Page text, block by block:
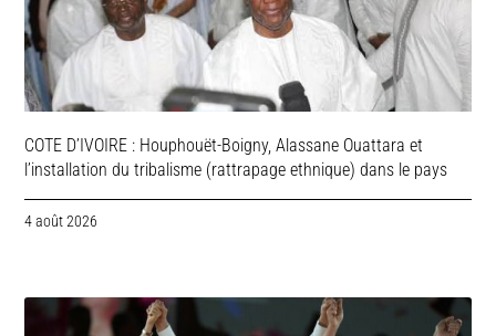
COTE D’IVOIRE : Houphouët-Boigny, Alassane Ouattara et
l’installation du tribalisme (rattrapage ethnique) dans le pays
4 août 2026